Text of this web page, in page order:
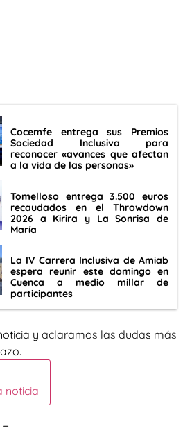
Cocemfe entrega sus Premios
Sociedad Inclusiva para
reconocer «avances que afectan
a la vida de las personas»
Tomelloso entrega 3.500 euros
recaudados en el Throwdown
2026 a Kirira y La Sonrisa de
María
La IV Carrera Inclusiva de Amiab
espera reunir este domingo en
Cuenca a medio millar de
participantes
y aclaramos las dudas más
noticia